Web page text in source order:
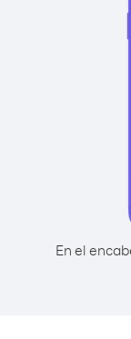
En el